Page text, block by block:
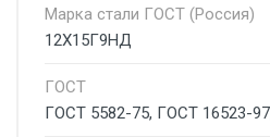
Марка стали ГОСТ (Россия)
12Х15Г9НД
ГОСТ
ГОСТ 5582-75, ГОСТ 16523-